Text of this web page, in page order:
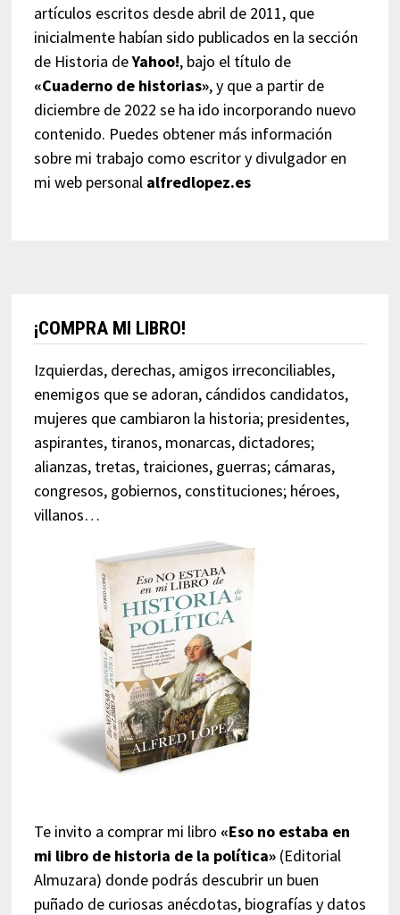
artículos escritos desde abril de 2011, que
inicialmente habían sido publicados en la sección
de Historia deYahoo!, bajo el título de
«Cuaderno de historias», y que a partir de
diciembre de 2022 se ha ido incorporando nuevo
contenido. Puedes obtener más información
sobre mi trabajo como escritor y divulgador en
mi web personal alfredlopez.es
¡COMPRA MI LIBRO!
Izquierdas, derechas, amigos irreconciliables,
enemigos que se adoran, cándidos candidatos,
mujeres que cambiaron la historia; presidentes,
aspirantes, tiranos, monarcas, dictadores;
alianzas, tretas, traiciones, guerras; cámaras,
congresos, gobiernos, constituciones; héroes,
villanos…
Te invito a comprar mi libro «Eso no estaba en
mi libro de historia de la política»(Editorial
Almuzara) donde podrás descubrir un buen
puñado de curiosas anécdotas, biografías y datos